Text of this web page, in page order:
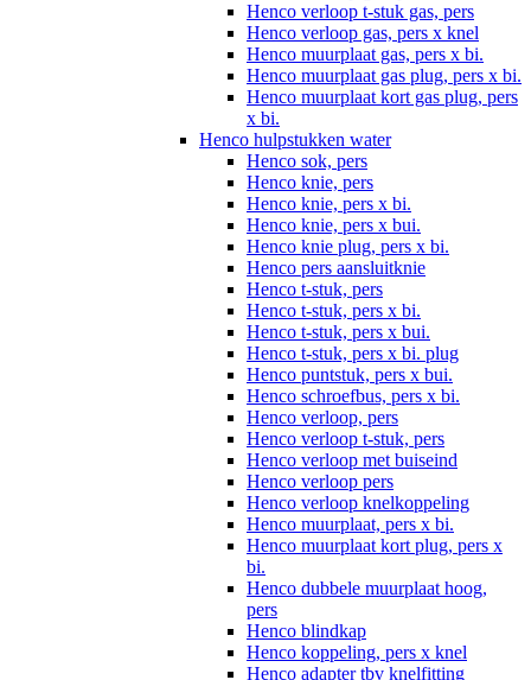
Henco verloop t-stuk gas, pers
Henco verloop gas, pers x knel
Henco muurplaat gas, pers x bi.
Henco muurplaat gas plug, pers x bi.
Henco muurplaat kort gas plug, pers
x bi.
Henco hulpstukken water
Henco sok, pers
Henco knie, pers
Henco knie, pers x bi.
Henco knie, pers x bui.
Henco knie plug, pers x bi.
Henco pers aansluitknie
Henco t-stuk, pers
Henco t-stuk, pers x bi.
Henco t-stuk, pers x bui.
Henco t-stuk, pers x bi. plug
Henco puntstuk, pers x bui.
Henco schroefbus, pers x bi.
Henco verloop, pers
Henco verloop t-stuk, pers
Henco verloop met buiseind
Henco verloop pers
Henco verloop knelkoppeling
Henco muurplaat, pers x bi.
Henco muurplaat kort plug, pers x
bi.
Henco dubbele muurplaat hoog,
pers
Henco blindkap
Henco koppeling, pers x knel
Henco adapter tbv knelfitting